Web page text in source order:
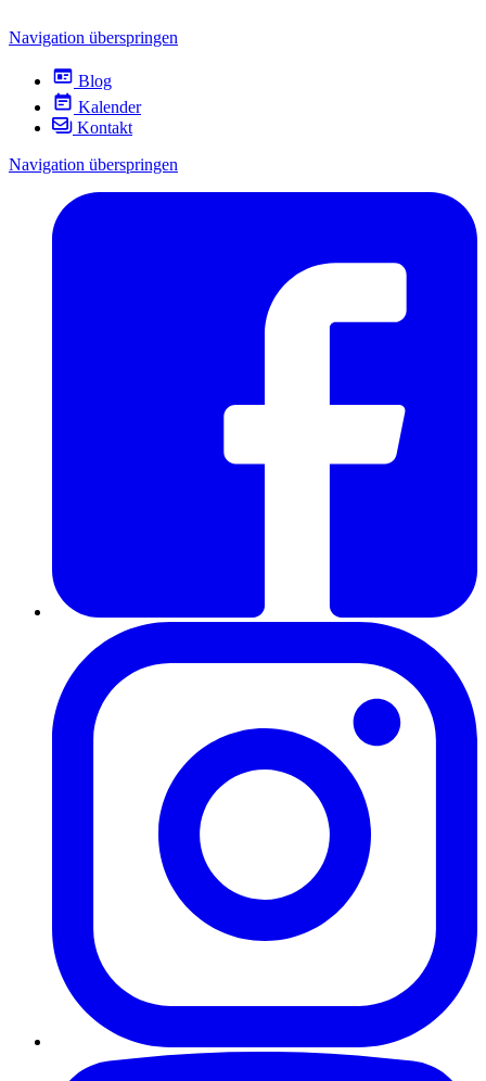
Navigation überspringen
Blog
Kalender
Kontakt
Navigation überspringen